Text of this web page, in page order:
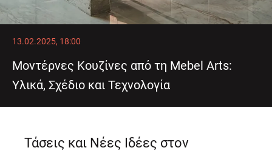
13.02.2025, 18:00
Μοντέρνες Κουζίνες από τη Mebel Arts:
Υλικά, Σχέδιο και Τεχνολογία
Τάσεις και Νέες Ιδέες στον